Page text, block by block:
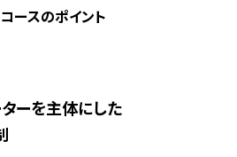
ースのポイント
ターを主体にした